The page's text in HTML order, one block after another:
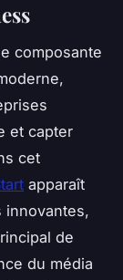
composante
et capter
cet
apparaît
innovantes,
de
du média